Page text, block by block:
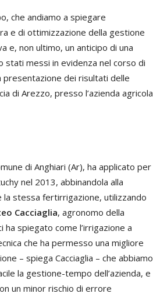
che andiamo a spiegare
e di ottimizzazione della gestione
e, non ultimo, un anticipo di una
stati messi in evidenza nel corso di
presentazione dei risultati delle
di Arezzo, presso l’azienda agricola
di Anghiari (Ar), ha applicato per
nel 2013, abbinandola alla
stessa fertirrigazione, utilizzando
Cacciaglia, agronomo della
spiegato come l’irrigazione a
che ha permesso una migliore
– spiega Cacciaglia – che abbiamo
la gestione-tempo dell’azienda, e
un minor rischio di errore